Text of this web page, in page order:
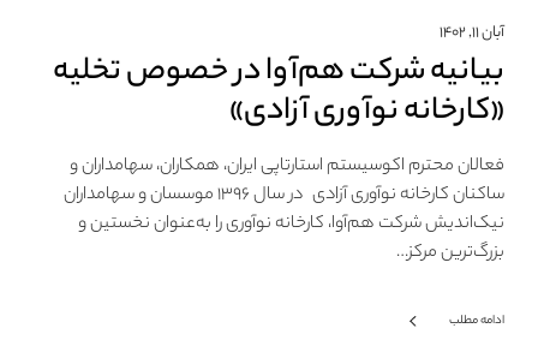
آبان ۱۱, ۱۴۰۲
بیانیه شرکت هم‌آوا در خصوص تخلیه
«کارخانه نوآوری آزادی»
فعالان محترم اکوسیستم استارتاپی ایران، همکاران، سهامداران و
ساکنان کارخانه نوآوری آزادی در سال ۱۳۹۶ موسسان و سهامداران
نیک‌اندیش شرکت هم‌آوا، کارخانه نوآوری را به‌عنوان نخستین و
بزرگ‌ترین مرکز…
ادامه مطلب